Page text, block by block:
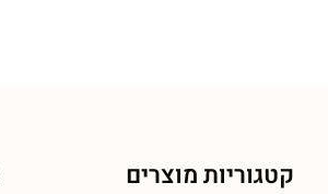
קטגוריות מוצרים